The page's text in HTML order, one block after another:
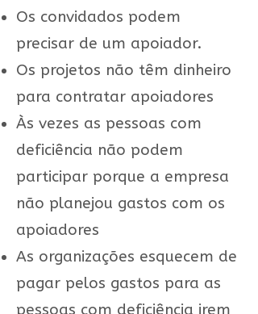
Os convidados podem
precisar de um apoiador.
Os projetos não têm dinheiro
para contratar apoiadores
Às vezes as pessoas com
deficiência não podem
participar porque a empresa
não planejou gastos com os
apoiadores
As organizações esquecem de
pagar pelos gastos para as
pessoas com deficiência irem